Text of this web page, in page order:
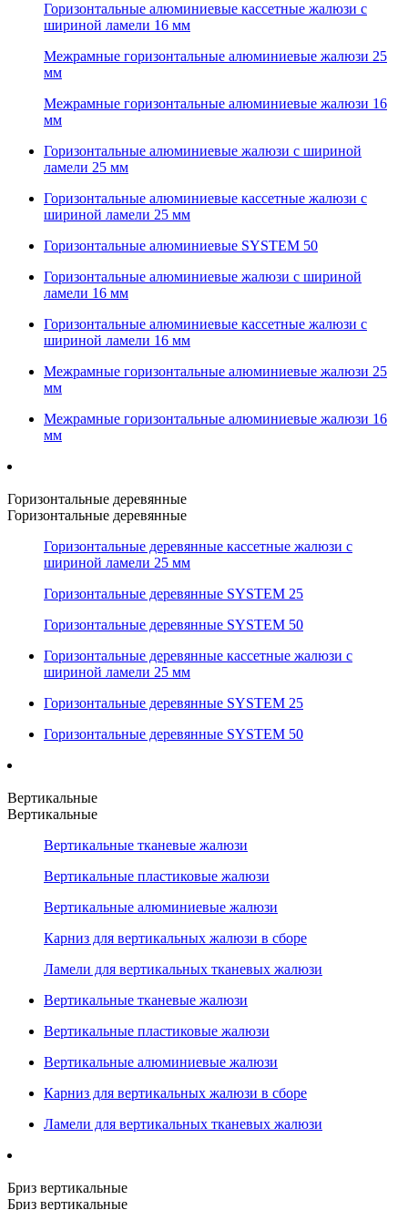
Горизонтальные алюминиевые кассетные жалюзи с
шириной ламели 16 мм
Межрамные горизонтальные алюминиевые жалюзи 25
мм
Межрамные горизонтальные алюминиевые жалюзи 16
мм
Горизонтальные алюминиевые жалюзи с шириной
ламели 25 мм
Горизонтальные алюминиевые кассетные жалюзи с
шириной ламели 25 мм
Горизонтальные алюминиевые SYSTEM 50
Горизонтальные алюминиевые жалюзи с шириной
ламели 16 мм
Горизонтальные алюминиевые кассетные жалюзи с
шириной ламели 16 мм
Межрамные горизонтальные алюминиевые жалюзи 25
мм
Межрамные горизонтальные алюминиевые жалюзи 16
мм
Горизонтальные деревянные
Горизонтальные деревянные
Горизонтальные деревянные кассетные жалюзи с
шириной ламели 25 мм
Горизонтальные деревянные SYSTEM 25
Горизонтальные деревянные SYSTEM 50
Горизонтальные деревянные кассетные жалюзи с
шириной ламели 25 мм
Горизонтальные деревянные SYSTEM 25
Горизонтальные деревянные SYSTEM 50
Вертикальные
Вертикальные
Вертикальные тканевые жалюзи
Вертикальные пластиковые жалюзи
Вертикальные алюминиевые жалюзи
Карниз для вертикальных жалюзи в сборе
Ламели для вертикальных тканевых жалюзи
Вертикальные тканевые жалюзи
Вертикальные пластиковые жалюзи
Вертикальные алюминиевые жалюзи
Карниз для вертикальных жалюзи в сборе
Ламели для вертикальных тканевых жалюзи
Бриз вертикальные
Бриз вертикальные